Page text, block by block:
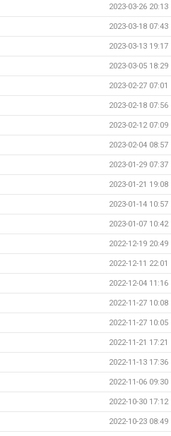
2023-03-26 20:13
2023-03-18 07:43
2023-03-13 19:17
2023-03-05 18:29
2023-02-27 07:01
2023-02-18 07:56
2023-02-12 07:09
2023-02-04 08:57
2023-01-29 07:37
2023-01-21 19:08
2023-01-14 10:57
2023-01-07 10:42
2022-12-19 20:49
2022-12-11 22:01
2022-12-04 11:16
2022-11-27 10:08
2022-11-27 10:05
2022-11-21 17:21
2022-11-13 17:36
2022-11-06 09:30
2022-10-30 17:12
2022-10-23 08:49